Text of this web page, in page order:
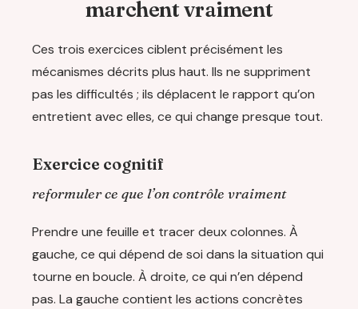
marchent vraiment
Ces trois exercices ciblent précisément les
mécanismes décrits plus haut. Ils ne suppriment
pas les difficultés ; ils déplacent le rapport qu’on
entretient avec elles, ce qui change presque tout.
Exercice cognitif
reformuler ce que l’on contrôle vraiment
Prendre une feuille et tracer deux colonnes. À
gauche, ce qui dépend de soi dans la situation qui
tourne en boucle. À droite, ce qui n’en dépend
pas. La gauche contient les actions concrètes